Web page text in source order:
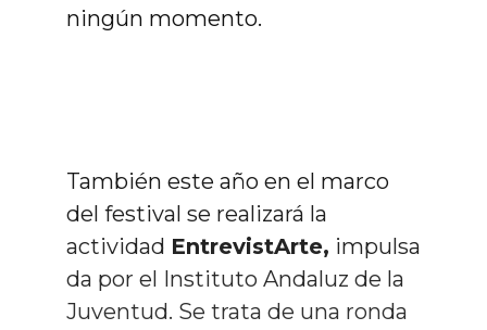
ningún momento.
También este año en el marco
del festival se realizará la
actividad EntrevistArte, impulsa
da por el Instituto Andaluz de la
Juventud. Se trata de una ronda